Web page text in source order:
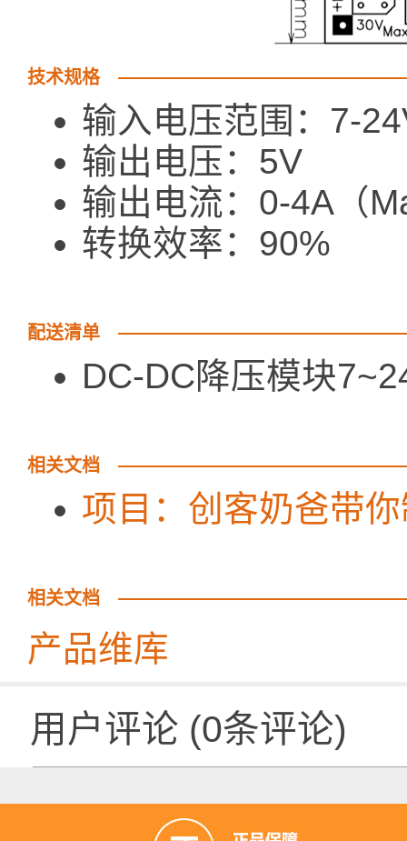
技术规格
输入电压范围：7-
输出电压：5V
输出电流：0-4A（
转换效率：90%
配送清单
DC-DC降压模块
相关文档
项目：创客奶爸带
相关文档
产品维库
用户评论 (0条评论)